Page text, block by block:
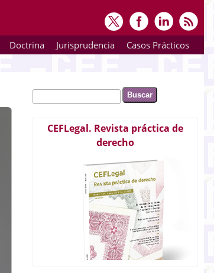
Doctrina Jurisprudencia Casos Prácticos
Formulario de búsqueda
Buscar
CEFLegal. Revista práctica de
derecho